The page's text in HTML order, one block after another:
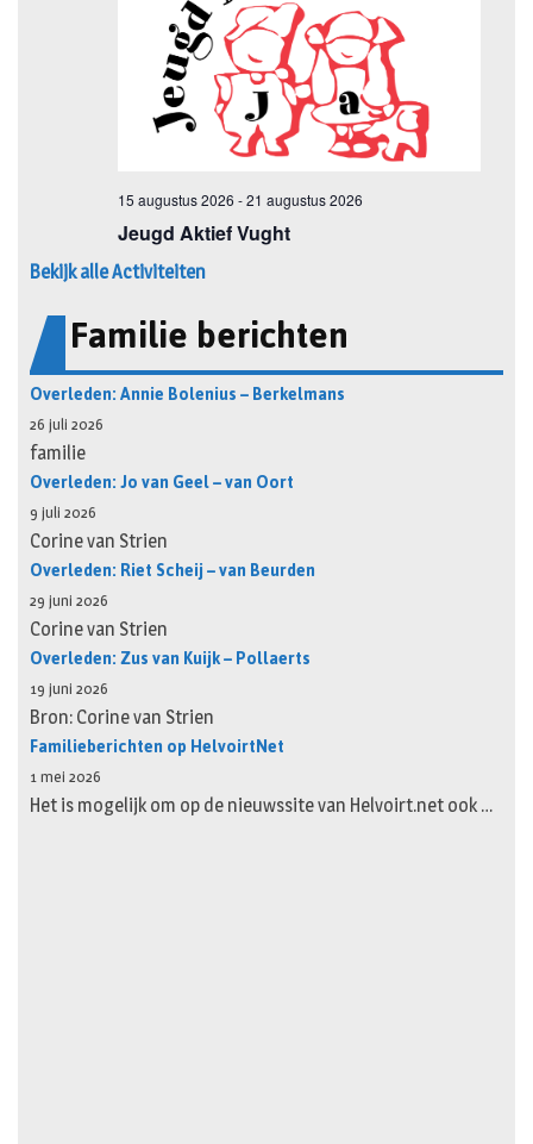
Bekijk alle Activiteiten
Familie berichten
Overleden: Annie Bolenius – Berkelmans
26 juli 2026
familie
Overleden: Jo van Geel – van Oort
9 juli 2026
Corine van Strien
Overleden: Riet Scheij – van Beurden
29 juni 2026
Corine van Strien
Overleden: Zus van Kuijk – Pollaerts
19 juni 2026
Bron: Corine van Strien
Familieberichten op HelvoirtNet
1 mei 2026
Het is mogelijk om op de nieuwssite van Helvoirt.net ook …